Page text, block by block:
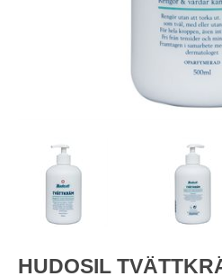
HUDOSIL